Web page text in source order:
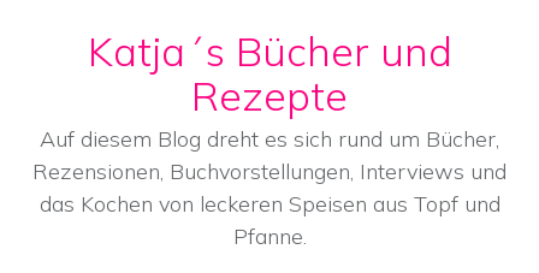
Skip to content
Katja´s Bücher und
Rezepte
Auf diesem Blog dreht es sich rund um Bücher,
Rezensionen, Buchvorstellungen, Interviews und
das Kochen von leckeren Speisen aus Topf und
Pfanne.